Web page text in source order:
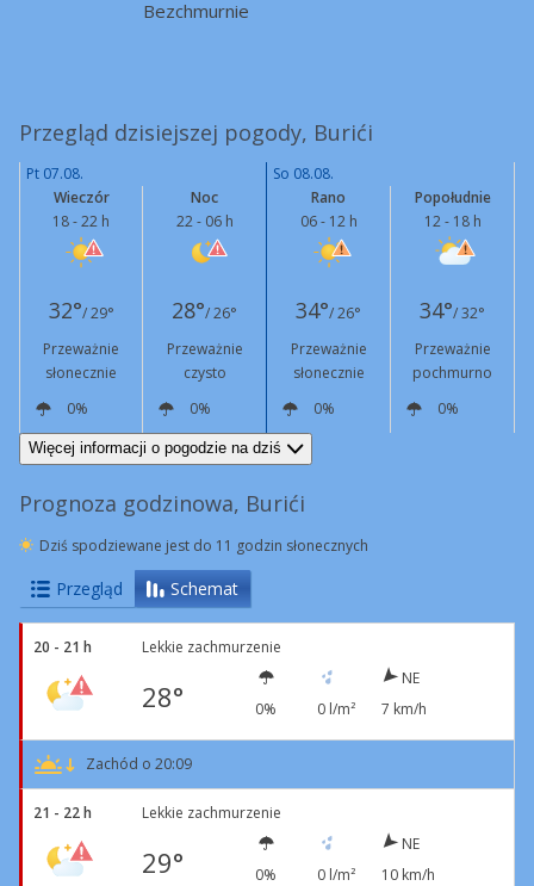
Bezchmurnie
Przegląd dzisiejszej pogody, Burići
Pt 07.08.
So 08.08.
Wieczór
18 - 22 h
Noc
22 - 06 h
Rano
06 - 12 h
Popołudnie
12 - 18 h
32°/ 29° 28°/ 26° 34°/ 26° 34°/ 32°
Przeważnie
słonecznie
Przeważnie
czysto
Przeważnie
słonecznie
Przeważnie
pochmurno
0%
0% 0%
0%
W
6 km/h NE
11 km/h
Więcej informacji o pogodzie na dziś
Prognoza godzinowa, Burići
Dziś spodziewane jest do 11 godzin słonecznych
Przegląd Schemat
20 - 21 h Lekkie zachmurzenie
28° 0% 0 l/m²
NE
7 km/h
Zachód o 20:09
21 - 22 h Lekkie zachmurzenie
29° 0% 0 l/m²
NE
10 km/h